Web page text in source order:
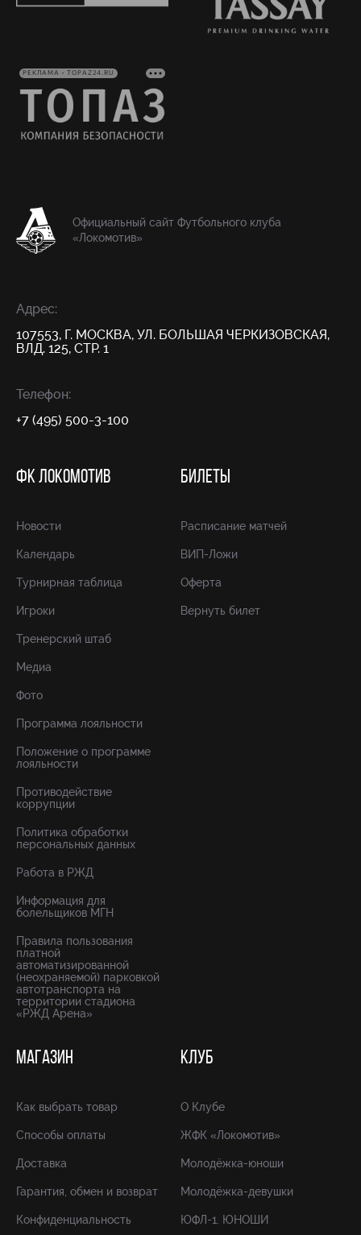
РЕКЛАМА • TOPAZ24.RU
Официальный сайт Футбольного клуба
«Локомотив»
Адрес:
107553, Г. МОСКВА, УЛ. БОЛЬШАЯ ЧЕРКИЗОВСКАЯ,
ВЛД. 125, СТР. 1
Телефон:
+7 (495) 500-3-100
ФК ЛОКОМОТИВ
Новости
Календарь
Турнирная таблица
Игроки
Тренерский штаб
Медиа
Фото
Программа лояльности
Положение о программе
лояльности
Противодействие
коррупции
Политика обработки
персональных данных
Работа в РЖД
Информация для
болельщиков МГН
Правила пользования
платной
автоматизированной
(неохраняемой) парковкой
автотранспорта на
территории стадиона
«РЖД Арена»
БИЛЕТЫ
Расписание матчей
ВИП-Ложи
Оферта
Вернуть билет
МАГАЗИН
Как выбрать товар
Способы оплаты
Доставка
Гарантия, обмен и возврат
Конфиденциальность
КЛУБ
О Клубе
ЖФК «Локомотив»
Молодёжка-юноши
Молодёжка-девушки
ЮФЛ-1. ЮНОШИ